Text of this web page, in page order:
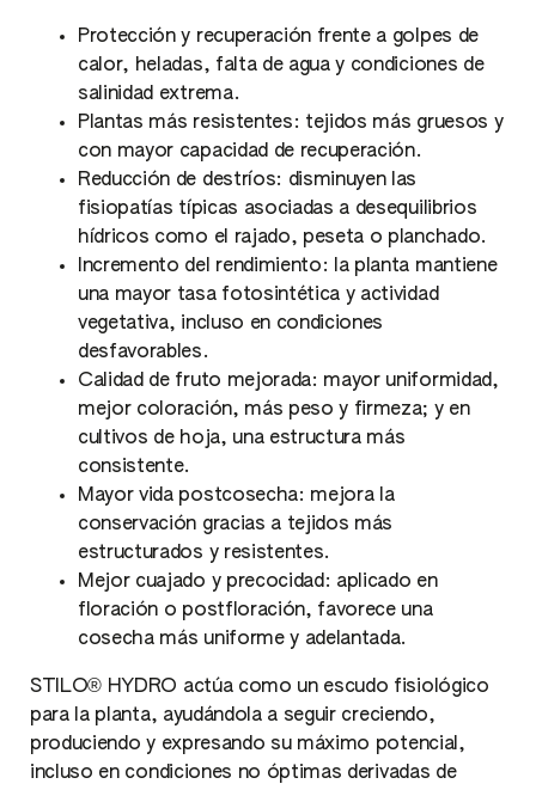
Protección y recuperación frente a golpes de
calor, heladas, falta de agua y condiciones de
salinidad extrema.
Plantas más resistentes: tejidos más gruesos y
con mayor capacidad de recuperación.
Reducción de destríos: disminuyen las
fisiopatías típicas asociadas a desequilibrios
hídricos como el rajado, peseta o planchado.
Incremento del rendimiento: la planta mantiene
una mayor tasa fotosintética y actividad
vegetativa, incluso en condiciones
desfavorables.
Calidad de fruto mejorada: mayor uniformidad,
mejor coloración, más peso y firmeza; y en
cultivos de hoja, una estructura más
consistente.
Mayor vida postcosecha: mejora la
conservación gracias a tejidos más
estructurados y resistentes.
Mejor cuajado y precocidad: aplicado en
floración o postfloración, favorece una
cosecha más uniforme y adelantada.
STILO® HYDRO actúa como un escudo fisiológico
para la planta, ayudándola a seguir creciendo,
produciendo y expresando su máximo potencial,
incluso en condiciones no óptimas derivadas de